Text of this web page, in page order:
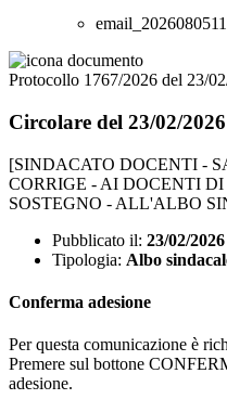
Protocollo 1767/2026 del 23/
Circolare del 23/02/2026
[SINDACATO DOCENTI -
CORRIGE - AI DOCENTI
SOSTEGNO - ALL'ALBO
Pubblicato il: 23/02/2026
Tipologia: Albo
Conferma adesione
Per questa comunicazione è
Premere sul bottone
adesione.